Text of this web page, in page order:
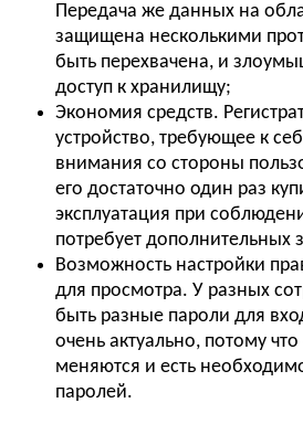
Передача же данных на
защищена несколькими
быть перехвачена, и
доступ к хранилищу;
Экономия средств.
устройство, требующее к
внимания со стороны
его достаточно один раз
эксплуатация при
потребует дополнительных
Возможность настройки
для просмотра. У разных
быть разные пароли для
очень актуально, потому
меняются и есть
паролей.